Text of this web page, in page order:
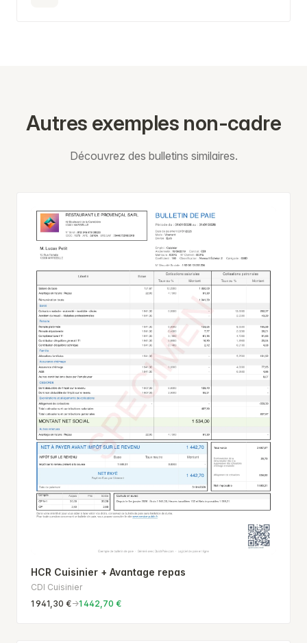
Autres exemples non-cadre
Découvrez des bulletins similaires.
HCR Cuisinier + Avantage repas
CDI Cuisinier
1 941,30 €→1 442,70 €